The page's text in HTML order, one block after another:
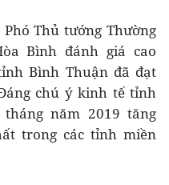
Thủ tướng Thường
Bình đánh giá cao
Bình Thuận đã đạt
chú ý kinh tế tỉnh
năm 2019 tăng
trong các tỉnh miền